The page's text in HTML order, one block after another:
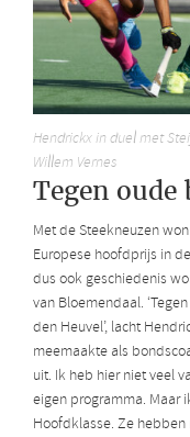
Hendrickx in duel met
Willem Vernes
Tegen oude
Met de Steekneuzen
Europese hoofdprijs in
dus ook geschiedenis
van Bloemendaal.
den Heuvel’, lacht
meemaakte als
uit. Ik heb hier niet veel
eigen programma. Maar
Hoofdklasse. Ze